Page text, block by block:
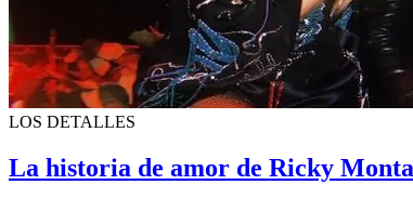
LOS DETALLES
La historia de amor de Ricky